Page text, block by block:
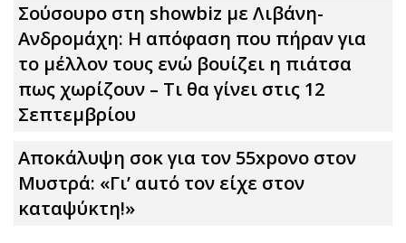
Σούσουpo στη showbiz με Λιβάνη-
Ανδρομάχη: Η απόφαση που πήραν για
το μέλλον τους ενώ βουίζει η πιάτσα
πως χωρίζουν – Τι θα γίνει στις 12
Σεπτεμβρίου
Αποκάλυψη σοκ για τον 55xpονο στον
Μυστρά: «Γι’ αuτό τον είχε στον
καταψύκτη!»